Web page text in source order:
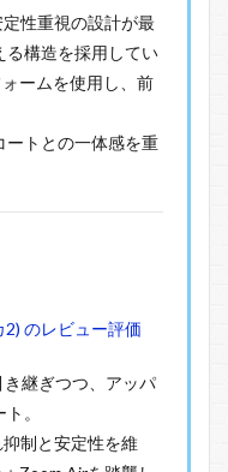
性重視の設計が最
る構造を採用してい
ームを使用し、前
ートとの一体感を重
2) のレビュー評価
継ぎつつ、アッパ
。
制と安定性を維